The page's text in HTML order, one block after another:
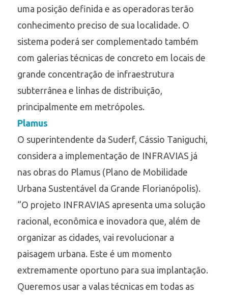
uma posição definida e as operadoras terão
conhecimento preciso de sua localidade. O
sistema poderá ser complementado também
com galerias técnicas de concreto em locais de
grande concentração de infraestrutura
subterrânea e linhas de distribuição,
principalmente em metrópoles.
Plamus
O superintendente da Suderf, Cássio Taniguchi,
considera a implementação de ‎INFRAVIAS já
nas obras do Plamus (Plano de Mobilidade
Urbana Sustentável da Grande Florianópolis).
“O projeto INFRAVIAS apresenta uma solução
racional, econômica e inovadora que, além de
organizar as cidades, vai revolucionar a
paisagem urbana. Este é um momento
extremamente oportuno para sua implantação.
Queremos usar a valas técnicas em todas as